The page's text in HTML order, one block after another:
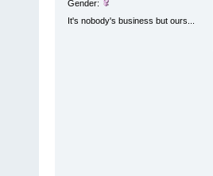
Gender:
It's nobody's business but ours...